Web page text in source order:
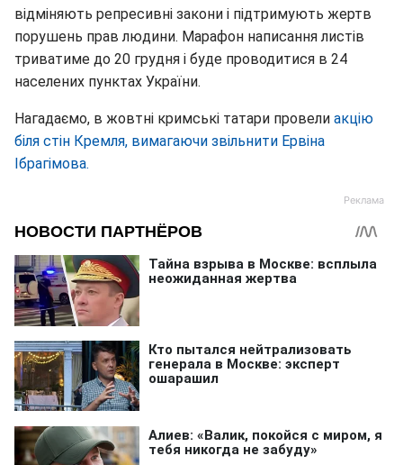
відміняють репресивні закони і підтримують жертв
порушень прав людини. Марафон написання листів
триватиме до 20 грудня і буде проводитися в 24
населених пунктах України.
Нагадаємо, в жовтні кримські татари провели акцію
біля стін Кремля, вимагаючи звільнити Ервіна
Ібрагімова.